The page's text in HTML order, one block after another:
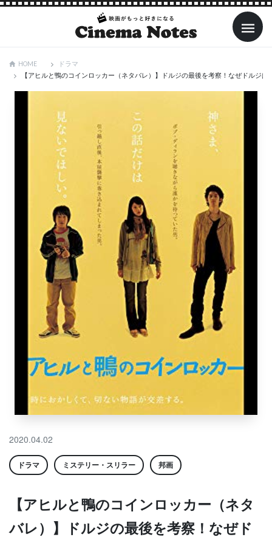
HOME
ドラマ
【アヒルと鴨のコインロッカー（ネタバレ）】ドルジの最後を考察！なぜドルジ
2020.04.02
ドラマ ミステリー・スリラー 邦画
【アヒルと鴨のコインロッカー（ネタ
バレ）】ドルジの最後を考察！なぜド